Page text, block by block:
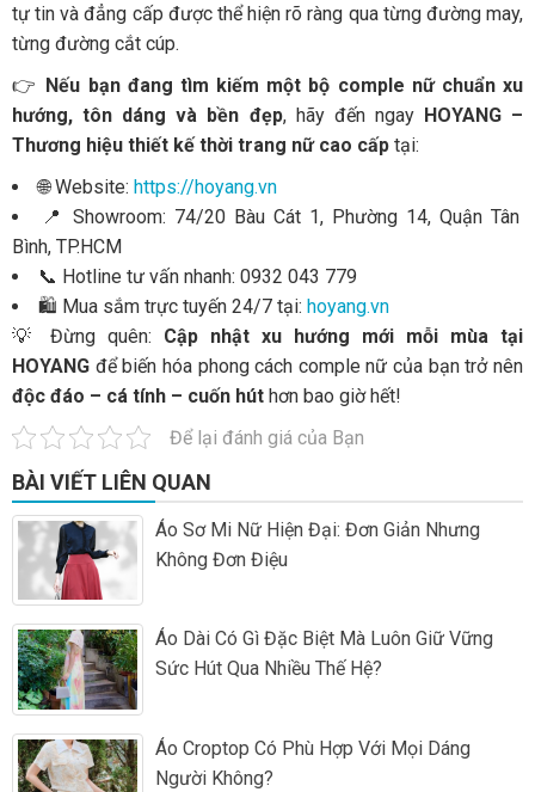
tự tin và đẳng cấp được thể hiện rõ ràng qua từng đường may,
từng đường cắt cúp.
👉 Nếu bạn đang tìm kiếm một bộ comple nữ chuẩn xu
hướng, tôn dáng và bền đẹp, hãy đến ngay HOYANG –
Thương hiệu thiết kế thời trang nữ cao cấp tại:
🌐 Website: https://hoyang.vn
📍 Showroom: 74/20 Bàu Cát 1, Phường 14, Quận Tân
Bình, TP.HCM
📞 Hotline tư vấn nhanh: 0932 043 779
🛍️ Mua sắm trực tuyến 24/7 tại: hoyang.vn
💡 Đừng quên: Cập nhật xu hướng mới mỗi mùa tại
HOYANG để biến hóa phong cách comple nữ của bạn trở nên
độc đáo – cá tính – cuốn hút hơn bao giờ hết!
Để lại đánh giá của Bạn
BÀI VIẾT LIÊN QUAN
Áo Sơ Mi Nữ Hiện Đại: Đơn Giản Nhưng
Không Đơn Điệu
Áo Dài Có Gì Đặc Biệt Mà Luôn Giữ Vững
Sức Hút Qua Nhiều Thế Hệ?
Áo Croptop Có Phù Hợp Với Mọi Dáng
Người Không?